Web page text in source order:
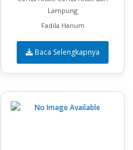
Lampung
Fadila Hanum
Baca Selengkapnya